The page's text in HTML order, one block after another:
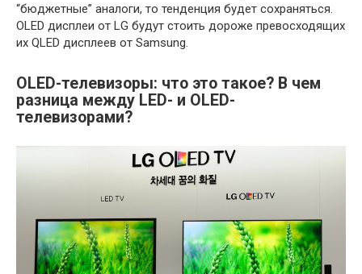
“бюджетные” аналоги, то тенденция будет сохраняться.
OLED дисплеи от LG будут стоить дороже превосходящих
их QLED дисплеев от Samsung.
OLED-телевизоры: что это такое? В чем
разница между LED- и OLED-
телевизорами?